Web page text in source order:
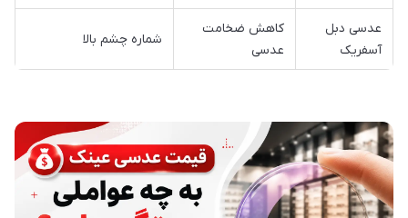
عدسی دبل
آسفریک
کاهش ضخامت
عدسی
شماره چشم بالا